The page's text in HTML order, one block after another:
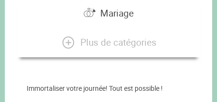
Mariage
Plus de catégories
Immortaliser votre journée! Tout est possible !